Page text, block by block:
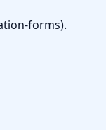
forms).